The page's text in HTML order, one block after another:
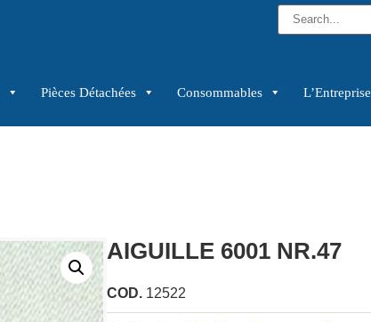
Pièces Détachées Consommables L’Entreprise
AIGUILLE 6001 NR.47
COD. 12522